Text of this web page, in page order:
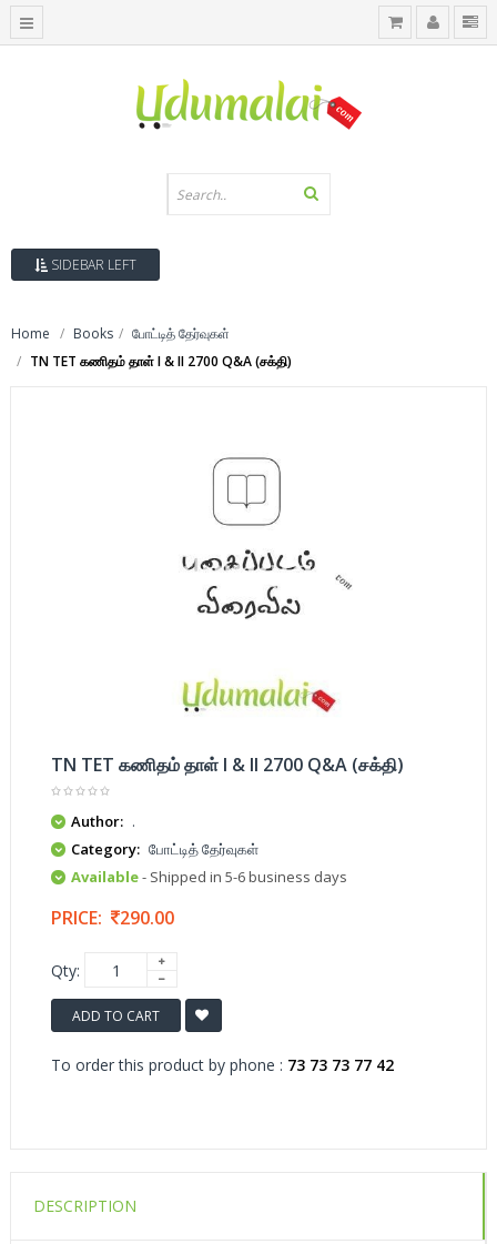
SIDEBAR LEFT
Home Books
போட்டித் தேர்வுகள்
TN TET கணிதம் தாள் I & II 2700 Q&A (சக்தி)
TN TET கணிதம் தாள் I & II 2700 Q&A (சக்தி)
Author: .
Category: போட்டித் தேர்வுகள்
Available- Shipped in 5-6 business days
PRICE: 290.00
Qty:
ADD TO CART
To order this product by phone : 73 73 73 77 42
DESCRIPTION